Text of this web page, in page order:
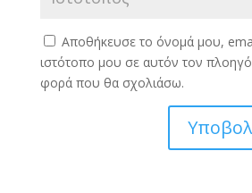
Αποθήκευσε το όνομά μου,
ιστότοπο μου σε αυτόν τον
φορά που θα σχολιάσω.